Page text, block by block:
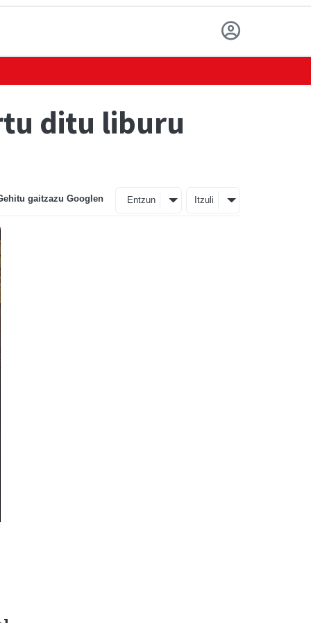
ditu liburu
gaitzazu Googlen Entzun Itzuli